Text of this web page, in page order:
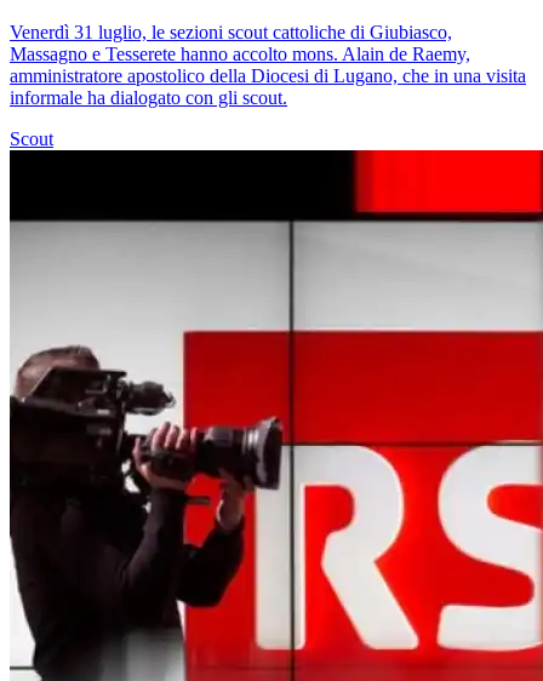
Venerdì 31 luglio, le sezioni scout cattoliche di Giubiasco,
Massagno e Tesserete hanno accolto mons. Alain de Raemy,
amministratore apostolico della Diocesi di Lugano, che in una visita
informale ha dialogato con gli scout.
Scout